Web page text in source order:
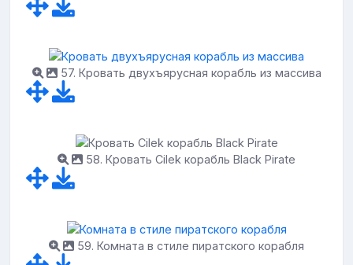
57. Кровать двухъярусная корабль из массива
58. Кровать Cilek корабль Black Pirate
59. Комната в стиле пиратского корабля